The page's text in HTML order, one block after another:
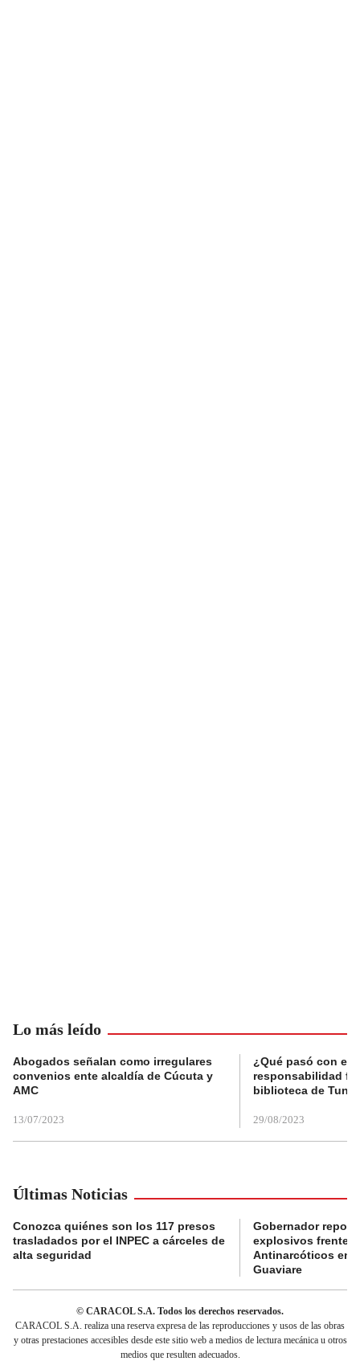
Lo más leído
Abogados señalan como irregulares
convenios ente alcaldía de Cúcuta y
AMC
13/07/2023
¿Qué pasó con el
responsabilidad
biblioteca de
29/08/2023
Últimas Noticias
Conozca quiénes son los 117 presos
trasladados por el INPEC a cárceles de
alta seguridad
Gobernador
explosivos frente a
Antinarcóticos en
Guaviare
© CARACOL S.A. Todos los derechos reservados.
CARACOL S.A. realiza una reserva expresa de las reproducciones y usos de las obras
y otras prestaciones accesibles desde este sitio web a medios de lectura mecánica u otros
medios que resulten adecuados.